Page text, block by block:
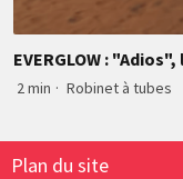
EVERGLOW :
2 min · Robinet à tubes
Plan du site